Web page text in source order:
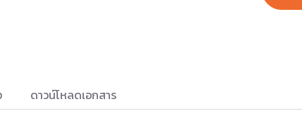
ดาวน์โหลดเอกสาร